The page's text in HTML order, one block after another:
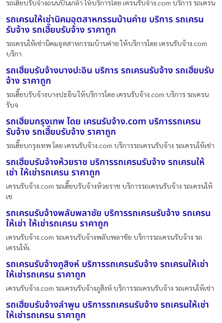
รถเฮี๊ยบรับจ้างถนนปิ่นเกล้า ให้บริการโดย เครนรับจ้าง.com บริการ รถเครน
รถเครนให้เช่านิคมอุตสาหกรรมบ้านค่าย บริการ รถเครน
รับจ้าง รถเฮี๊ยบรับจ้าง ราคาถูก
รถเครนให้เช่านิคมอุตสาหกรรมบ้านค่าย ให้บริการโดย เครนรับจ้าง.com
บริกา
รถเฮี๊ยบรับจ้างบางปะอิน บริการ รถเครนรับจ้าง รถเฮี๊ยบรับ
จ้าง ราคาถูก
รถเฮี๊ยบรับจ้างบางปะอิน ให้บริการโดย เครนรับจ้าง.com บริการ รถเครน
รับจ
รถเฮี๊ยบกรุงเทพ โดย เครนรับจ้าง.com บริการรถเครน
รับจ้าง รถเฮี๊ยบรับจ้าง ราคาถูก
รถเฮี๊ยบกรุงเทพ โดย เครนรับจ้าง.com บริการรถเครนรับจ้าง รถเครนให้เช่า
รถเฮี๊ยบรับจ้างห้วยราช บริการรถเครนรับจ้าง รถเครนให้
เช่า ให้เช่ารถเครน ราคาถูก
เครนรับจ้าง.com รถเฮี๊ยบรับจ้างห้วยราช บริการรถเครนรับจ้าง รถเครนให้
เช
รถเครนรับจ้างพลับพลาชัย บริการรถเครนรับจ้าง รถเครน
ให้เช่า ให้เช่ารถเครน ราคาถูก
เครนรับจ้าง.com รถเครนรับจ้างพลับพลาชัย บริการรถเครนรับจ้าง รถ
เครนให้เ
รถเครนรับจ้างภูสิงห์ บริการรถเครนรับจ้าง รถเครนให้เช่า
ให้เช่ารถเครน ราคาถูก
เครนรับจ้าง.com รถเครนรับจ้างภูสิงห์ บริการรถเครนรับจ้าง รถเครนให้เช่า
รถเฮี๊ยบรับจ้างลำพูน บริการรถเครนรับจ้าง รถเครนให้เช่า
ให้เช่ารถเครน ราคาถูก